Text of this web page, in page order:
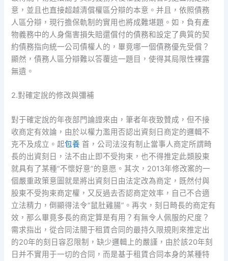
意，並且也直接超越清償權區分辯的本意。并且，依照債務
人區分辯，現行擔保軌制的實用也將成難堪題。如，負有產
物義務中的人身傷害損失賠還償付的債務和設定了典質的契
約債務指向統一公司債權人的，畢竟哪一個債務優先受償？
顯然，債務人區分辯難以答覆這一題目，使得其局限性裸露
無遺。
2.對確定說的修改與彌補
對于確定說的年夜部門論證來由，筆者年夜致贊成，但不接
收商定有效論，由於以權力濫用否認出資刻日商定的邏輯不
克不及成立。起包養 首，公司法沒有制止當事人商定所謂畸
長的出資刻日，法不由止即不受拘束，也不得推定此類股東
就具有了某種“不懷好意”的意愿。其次，2013年修改案的一
個嚴重政策意圖就是將出資刻日由法定改為商定，既然付與
股東不受拘束商定權，又反過去否認商定效率，自己不合適
立法精力，倒顯得法令“鼠肚雞腸”。再次，刻日畸長的商定有
效，那么畢竟多長的商定算是有用？有無令人佩服的尺度？
需求指出，從合同法關于租賃合同的最持久限規則來推定出
的20年的刻日容忍限制，缺少邏輯上的嚴謹，由於該20年刻
日并不實用于一切的合同，而是基于租賃合同本身的某種特